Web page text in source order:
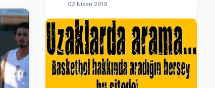
02 Nisan 2019